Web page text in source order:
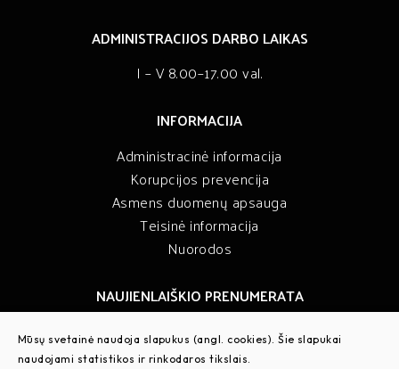
ADMINISTRACIJOS DARBO LAIKAS
I – V 8.00–17.00 val.
INFORMACIJA
Administracinė informacija
Korupcijos prevencija
Asmens duomenų apsauga
Teisinė informacija
Nuorodos
NAUJIENLAIŠKIO PRENUMERATA
Sužinokite muziejaus naujienas pirmieji
Mūsų svetainė naudoja slapukus (angl. cookies). Šie slapukai
naudojami statistikos ir rinkodaros tikslais.